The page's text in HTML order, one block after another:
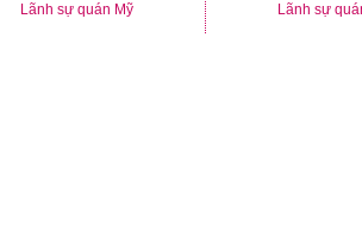
Lãnh sự quán Mỹ Lãnh sự